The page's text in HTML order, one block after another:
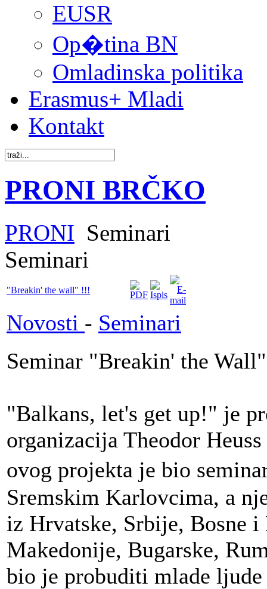
EUSR
Op�tina BN
Omladinska politika
Erasmus+ Mladi
Kontakt
PRONI BRČKO
PRONI Seminari
Seminari
"Breakin' the wall" !!!
Novosti - Seminari
Seminar "Breakin' the
"Balkans, let's get up!" je
organizacija Theodor
ovog projekta je bio
Sremskim Karlovcima, a
iz Hrvatske, Srbije, Bosne
Makedonije, Bugarske,
bio je probuditi mlade